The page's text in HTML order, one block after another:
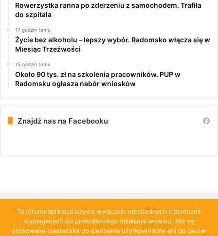
Rowerzystka ranna po zderzeniu z samochodem. Trafiła
do szpitala
17 godzin temu
Życie bez alkoholu – lepszy wybór. Radomsko włącza się w
Miesiąc Trzeźwości
15 godzin temu
Około 90 tys. zł na szkolenia pracowników. PUP w
Radomsku ogłasza nabór wniosków
Znajdź nas na Facebooku
© Copyright 2026, All Rights Reserved | PulsRadomska.pl
O NAS PATRONAT MEDIALNY REKLAMA
Ta strona/aplikacja używa wyłącznie niezbędnych ciasteczek
wymaganych do prawidłowego działania serwisu. Nie są
stosowane ciasteczka do śledzenia użytkowników ani do celów